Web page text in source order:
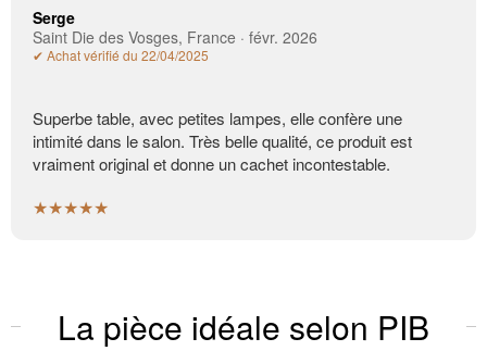
Serge
Saint Die des Vosges, France · févr. 2026
✔ Achat vérifié du 22/04/2025
Superbe table, avec petites lampes, elle confère une
intimité dans le salon. Très belle qualité, ce produit est
vraiment original et donne un cachet incontestable.
★★★★★
La pièce idéale selon PIB